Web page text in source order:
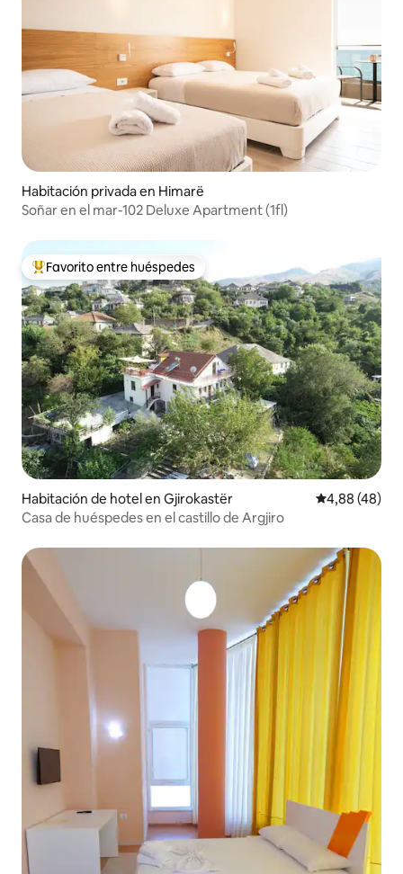
Habitación privada en Himarë
Soñar en el mar-102 Deluxe Apartment (1fl)
Favorito entre los huéspedes más destacados
Favorito entre huéspedes
Habitación de hotel en Gjirokastër Calificación
4,88 (48)
Casa de huéspedes en el castillo de Argjiro